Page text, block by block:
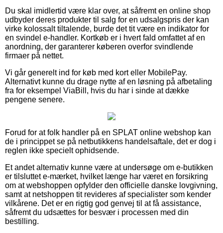
Du skal imidlertid være klar over, at såfremt en online shop
udbyder deres produkter til salg for en udsalgspris der kan
virke kolossalt tiltalende, burde det tit være en indikator for
en svindel e-handler. Kortkøb er i hvert fald omfattet af en
anordning, der garanterer køberen overfor svindlende
firmaer på nettet.
Vi går generelt ind for køb med kort eller MobilePay.
Alternativt kunne du drage nytte af en løsning på afbetaling
fra for eksempel ViaBill, hvis du har i sinde at dække
pengene senere.
Forud for at folk handler på en SPLAT online webshop kan
de i princippet se på netbutikkens handelsaftale, det er dog i
reglen ikke specielt ophidsende.
Et andet alternativ kunne være at undersøge om e-butikken
er tilsluttet e-mærket, hvilket længe har været en forsikring
om at webshoppen opfylder den officielle danske lovgivning,
samt at netshoppen tit revideres af specialister som kender
vilkårene. Det er en rigtig god genvej til at få assistance,
såfremt du udsættes for besvær i processen med din
bestilling.